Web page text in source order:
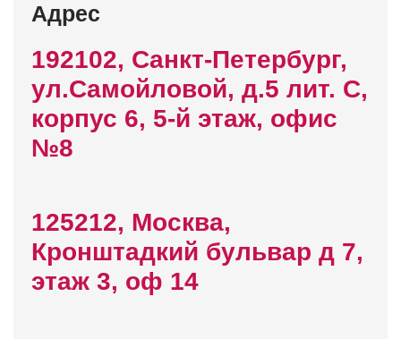
Адрес
192102, Санкт-Петербург,
ул.Самойловой, д.5 лит. C,
корпус 6, 5-й этаж, офис
№8
125212, Москва,
Кронштадкий бульвар д 7,
этаж 3, оф 14